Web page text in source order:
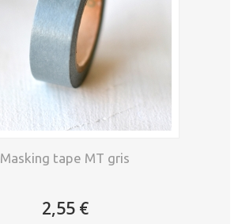
Masking tape MT gris
2,55 €